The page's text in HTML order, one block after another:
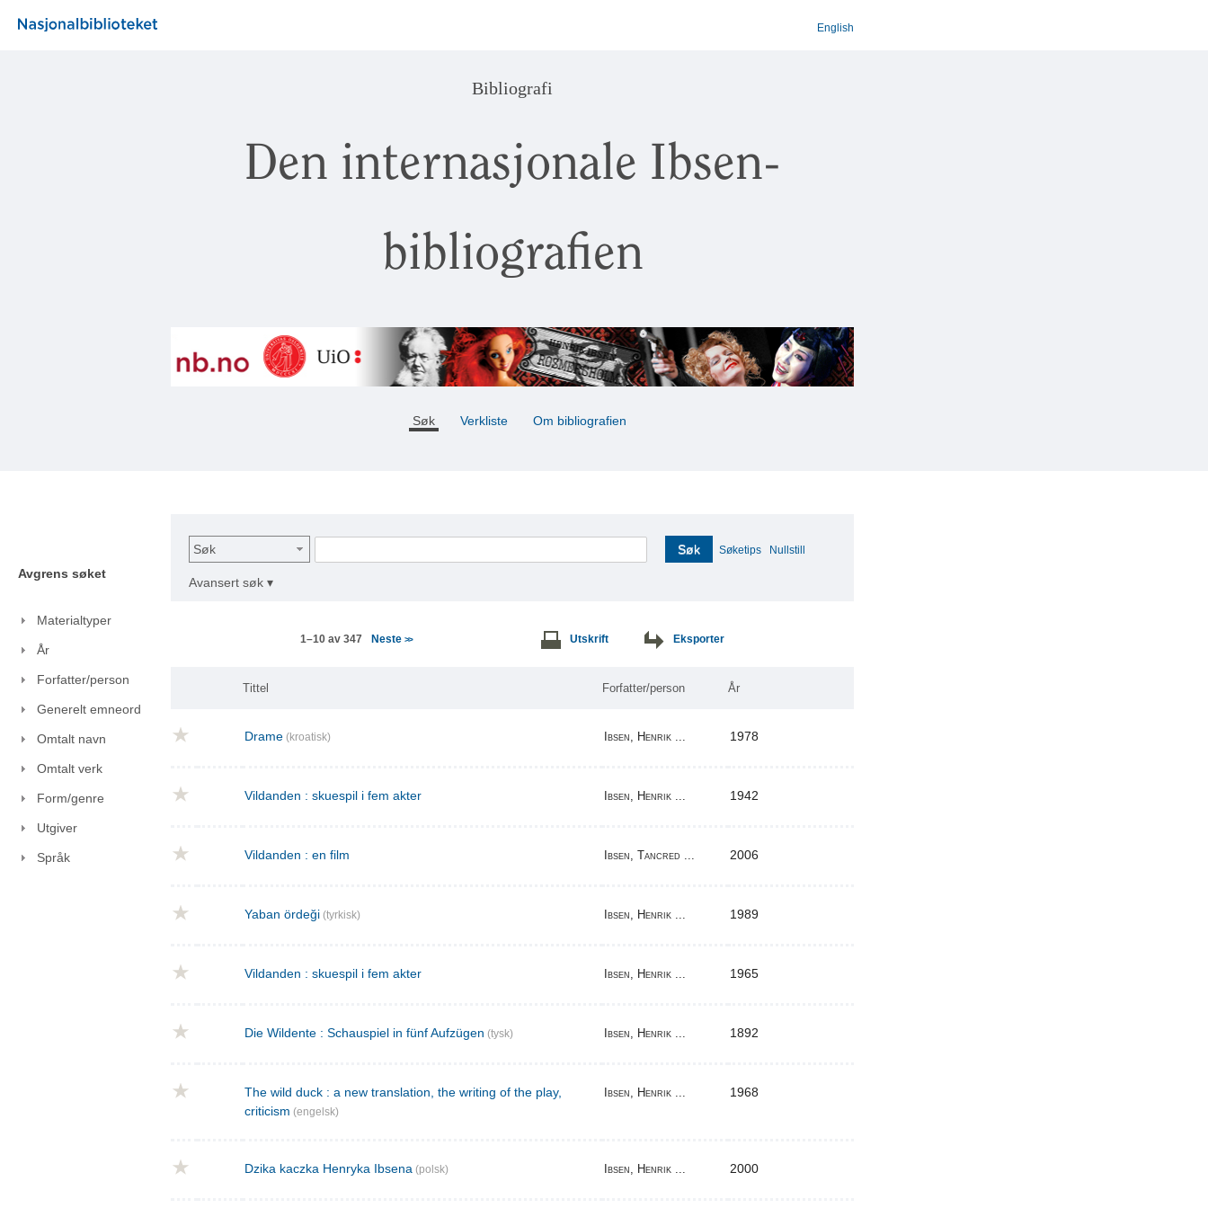
English
Bibliografi
Den internasjonale Ibsen-
bibliografien
Søk Verkliste Om bibliografien
Avgrens søket
Materialtyper
År
Forfatter/person
Generelt emneord
Omtalt navn
Omtalt verk
Form/genre
Utgiver
Språk
Søk Søk Søketips Nullstill
Avansert søk ▾
1–10 av 347 Neste >> Utskrift Eksporter
Tittel Forfatter/person År
Drame (kroatisk) Ibsen, Henrik ... 1978
Vildanden : skuespil i fem akter Ibsen, Henrik ... 1942
Vildanden : en film Ibsen, Tancred ... 2006
Yaban ördeği (tyrkisk) Ibsen, Henrik ... 1989
Vildanden : skuespil i fem akter Ibsen, Henrik ... 1965
Die Wildente : Schauspiel in fünf Aufzügen (tysk) Ibsen, Henrik ... 1892
The wild duck : a new translation, the writing of the play,
criticism (engelsk)
Ibsen, Henrik ... 1968
Dzika kaczka Henryka Ibsena (polsk) Ibsen, Henrik ... 2000